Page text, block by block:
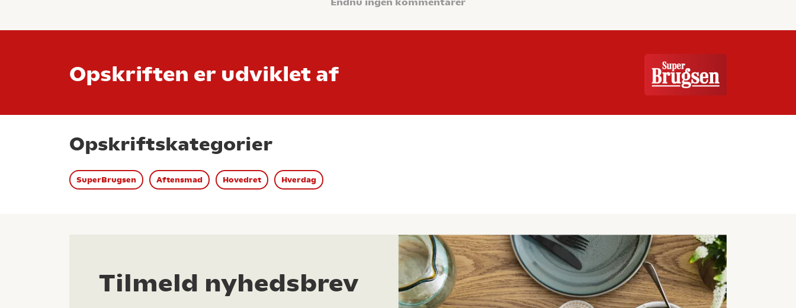
Opskriften er udviklet af
Opskriftskategorier
SuperBrugsen Aftensmad Hovedret Hverdag
Tilmeld nyhedsbrev